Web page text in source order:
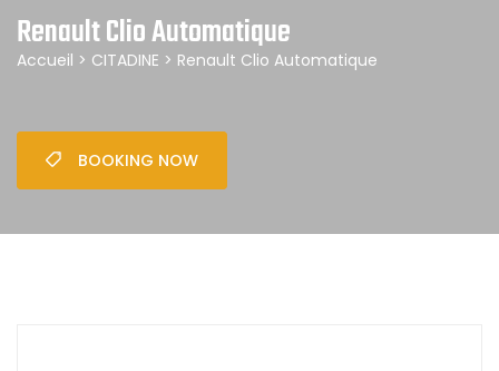
Renault Clio Automatique
Accueil > CITADINE > Renault Clio Automatique
BOOKING NOW